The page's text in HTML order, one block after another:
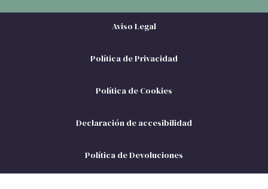
Aviso Legal
Política de Privacidad
Política de Cookies
Declaración de accesibilidad
Política de Devoluciones